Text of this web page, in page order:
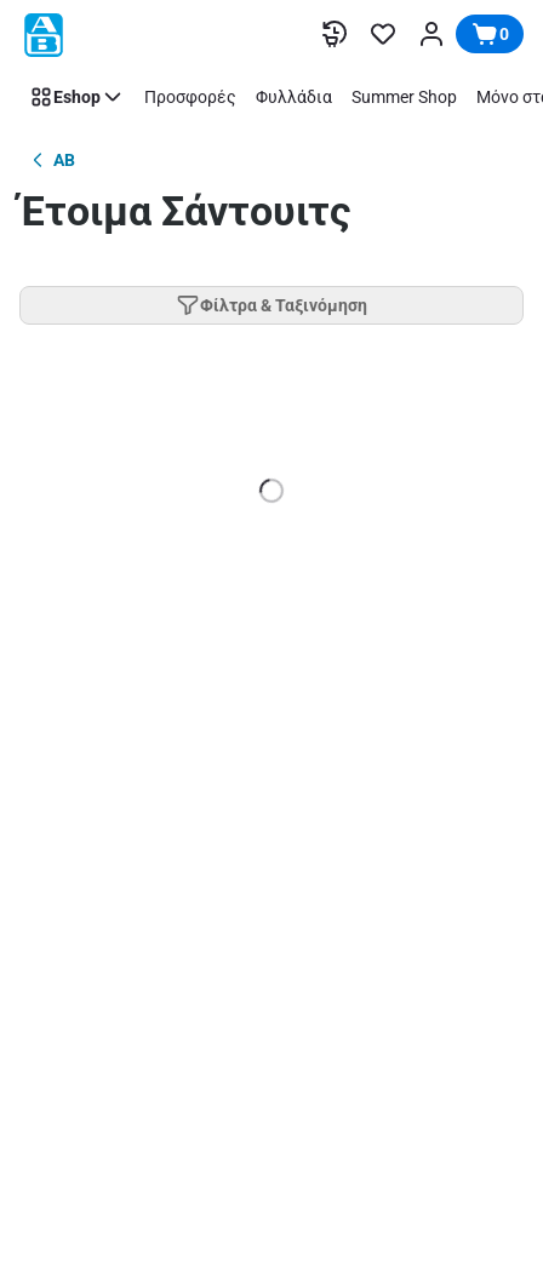
Παράλειψη 0
Eshop Προσφορές Φυλλάδια Summer Shop Μόνο
AB
Έτοιμα Σάντουιτς
Φίλτρα & Ταξινόμηση